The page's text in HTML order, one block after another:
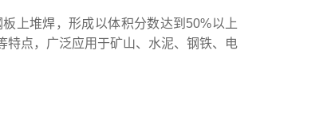
板上堆焊，形成以体积分数达到50%以上
点，广泛应用于矿山、水泥、钢铁、电